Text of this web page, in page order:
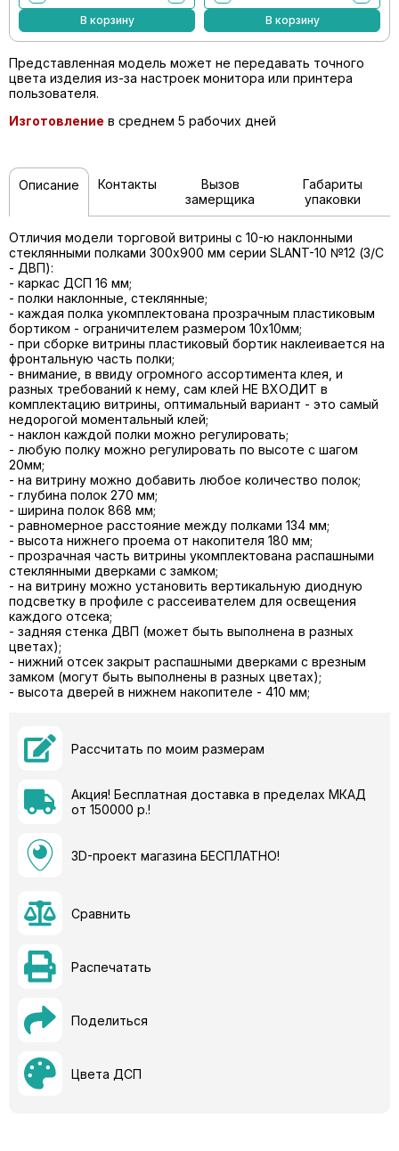
В корзину
В корзину
Представленная модель может не передавать точного
цвета изделия из-за настроек монитора или принтера
пользователя.
Изготовление в среднем 5 рабочих дней
Описание Контакты
Вызов
замерщика
Габариты
упаковки
Отличия модели торговой витрины с 10-ю наклонными
стеклянными полками 300x900 мм серии SLANT-10 №12 (З/C
- ДВП):
- каркас ДСП 16 мм;
- полки наклонные, стеклянные;
- каждая полка укомплектована прозрачным пластиковым
бортиком - ограничителем размером 10х10мм;
- при сборке витрины пластиковый бортик наклеивается на
фронтальную часть полки;
- внимание, в ввиду огромного ассортимента клея, и
разных требований к нему, сам клей НЕ ВХОДИТ в
комплектацию витрины, оптимальный вариант - это самый
недорогой моментальный клей;
- наклон каждой полки можно регулировать;
- любую полку можно регулировать по высоте с шагом
20мм;
- на витрину можно добавить любое количество полок;
- глубина полок 270 мм;
- ширина полок 868 мм;
- равномерное расстояние между полками 134 мм;
- высота нижнего проема от накопителя 180 мм;
- прозрачная часть витрины укомплектована распашными
стеклянными дверками с замком;
- на витрину можно установить вертикальную диодную
подсветку в профиле с рассеивателем для освещения
каждого отсека;
- задняя стенка ДВП (может быть выполнена в разных
цветах);
- нижний отсек закрыт распашными дверками с врезным
замком (могут быть выполнены в разных цветах);
- высота дверей в нижнем накопителе - 410 мм;
Рассчитать по моим размерам
Акция! Бесплатная доставка в пределах МКАД
от 150000 р.!
3D-проект магазина БЕСПЛАТНО!
Сравнить
Распечатать
Поделиться
Цвета ДСП